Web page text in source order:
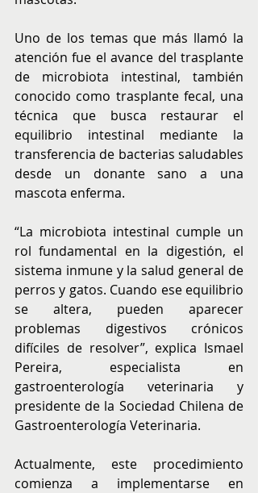
Uno de los temas que más llamó la
atención fue el avance del trasplante
de microbiota intestinal, también
conocido como trasplante fecal, una
técnica que busca restaurar el
equilibrio intestinal mediante la
transferencia de bacterias saludables
desde un donante sano a una
mascota enferma.
“La microbiota intestinal cumple un
rol fundamental en la digestión, el
sistema inmune y la salud general de
perros y gatos. Cuando ese equilibrio
se altera, pueden aparecer
problemas digestivos crónicos
difíciles de resolver”, explica Ismael
Pereira, especialista en
gastroenterología veterinaria y
presidente de la Sociedad Chilena de
Gastroenterología Veterinaria.
Actualmente, este procedimiento
comienza a implementarse en